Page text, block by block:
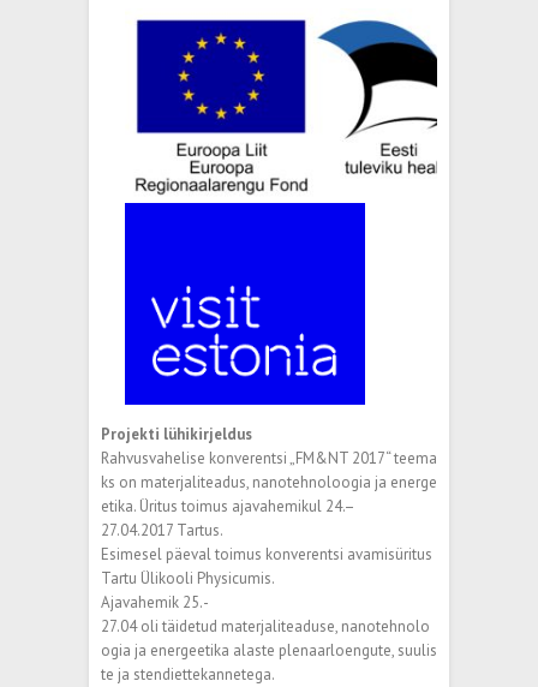
Projekti lühikirjeldus
Rahvusvahelise konverentsi „FM&NT 2017“ teema
ks on materjaliteadus, nanotehnoloogia ja energe
etika. Üritus toimus ajavahemikul 24.–
27.04.2017 Tartus.
Esimesel päeval toimus konverentsi avamisüritus
Tartu Ülikooli Physicumis.
Ajavahemik 25.­
27.04 oli täidetud materjaliteaduse, nanotehnolo
ogia ja energeetika alaste plenaarloengute, suulis
te ja stendiettekannetega.